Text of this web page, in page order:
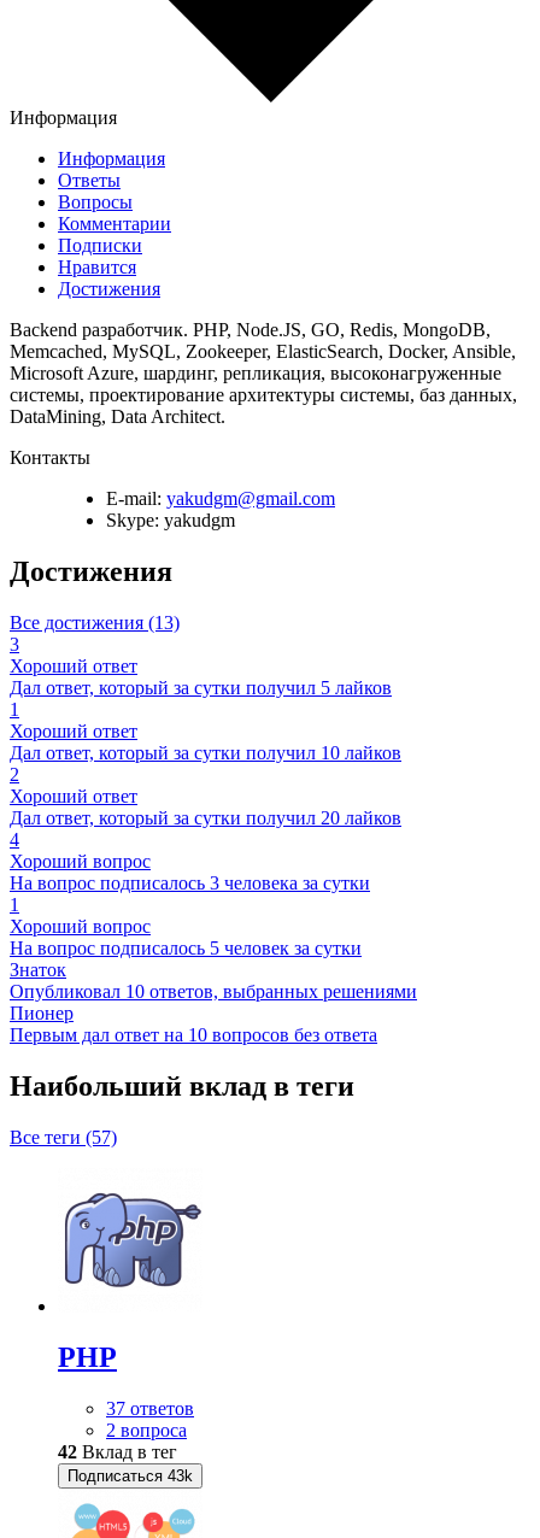
Информация
Информация
Ответы
Вопросы
Комментарии
Подписки
Нравится
Достижения
Backend разработчик. PHP, Node.JS, GO, Redis, MongoDB,
Memcached, MySQL, Zookeeper, ElasticSearch, Docker, Ansible,
Microsoft Azure, шардинг, репликация, высоконагруженные
системы, проектирование архитектуры системы, баз данных,
DataMining, Data Architect.
Контакты
E-mail: yakudgm@gmail.com
Skype: yakudgm
Достижения
Все достижения (13)
3
Хороший ответ
Дал ответ, который за сутки получил 5 лайков
1
Хороший ответ
Дал ответ, который за сутки получил 10 лайков
2
Хороший ответ
Дал ответ, который за сутки получил 20 лайков
4
Хороший вопрос
На вопрос подписалось 3 человека за сутки
1
Хороший вопрос
На вопрос подписалось 5 человек за сутки
Знаток
Опубликовал 10 ответов, выбранных решениями
Пионер
Первым дал ответ на 10 вопросов без ответа
Наибольший вклад в теги
Все теги (57)
PHP
37 ответов
2 вопроса
42 Вклад в тег
Подписаться 43k